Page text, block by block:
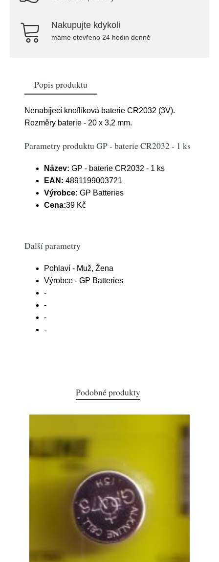
Nakupujte kdykoli
máme otevřeno 24 hodin denně
Popis produktu
Nenabíjecí knoflíková baterie CR2032 (3V).
Rozměry baterie - 20 x 3,2 mm.
Parametry produktu GP - baterie CR2032 - 1 ks
Název: GP - baterie CR2032 - 1 ks
EAN: 4891199003721
Výrobce: GP Batteries
Cena:39 Kč
Další parametry
Pohlaví - Muž, Žena
Výrobce - GP Batteries
-
-
-
-
Podobné produkty